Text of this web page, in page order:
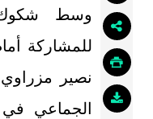
وسط شكوك
للمشاركة
نصير
الجماعي